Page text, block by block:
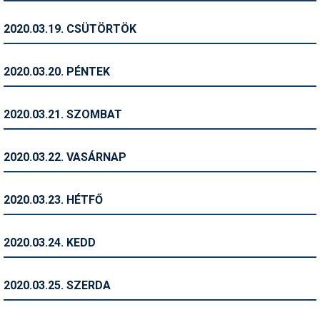
Snowboard
Szakértők
Telemark
Történelem
2020.03.19. CSÜTÖRTÖK
2020.03.20. PÉNTEK
2020.03.21. SZOMBAT
2020.03.22. VASÁRNAP
2020.03.23. HÉTFŐ
2020.03.24. KEDD
2020.03.25. SZERDA